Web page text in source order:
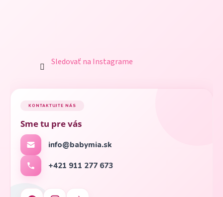
Sledovať na Instagrame
KONTAKTUJTE NÁS
Sme tu pre vás
info@babymia.sk
+421 911 277 673